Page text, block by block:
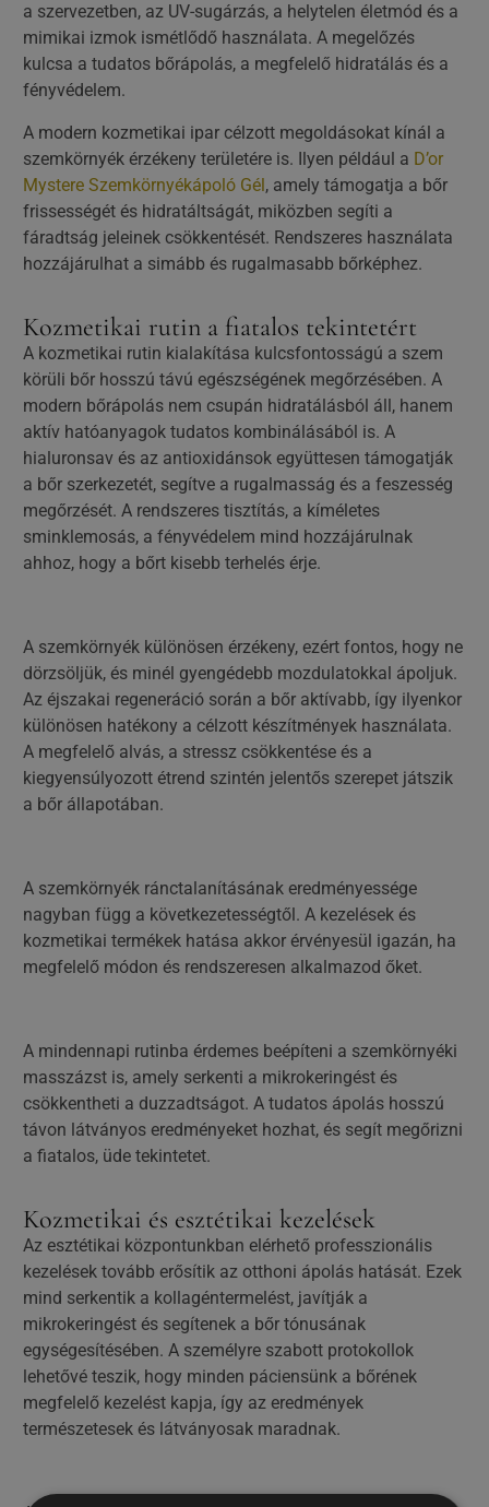
a szervezetben, az UV-sugárzás, a helytelen életmód és a
mimikai izmok ismétlődő használata. A megelőzés
kulcsa a tudatos bőrápolás, a megfelelő hidratálás és a
fényvédelem.
A modern kozmetikai ipar célzott megoldásokat kínál a
szemkörnyék érzékeny területére is. Ilyen például a D’or
Mystere Szemkörnyékápoló Gél, amely támogatja a bőr
frissességét és hidratáltságát, miközben segíti a
fáradtság jeleinek csökkentését. Rendszeres használata
hozzájárulhat a simább és rugalmasabb bőrképhez.
Kozmetikai rutin a fiatalos tekintetért
A kozmetikai rutin kialakítása kulcsfontosságú a szem
körüli bőr hosszú távú egészségének megőrzésében. A
modern bőrápolás nem csupán hidratálásból áll, hanem
aktív hatóanyagok tudatos kombinálásából is. A
hialuronsav és az antioxidánsok együttesen támogatják
a bőr szerkezetét, segítve a rugalmasság és a feszesség
megőrzését. A rendszeres tisztítás, a kíméletes
sminklemosás, a fényvédelem mind hozzájárulnak
ahhoz, hogy a bőrt kisebb terhelés érje.
A szemkörnyék különösen érzékeny, ezért fontos, hogy ne
dörzsöljük, és minél gyengédebb mozdulatokkal ápoljuk.
Az éjszakai regeneráció során a bőr aktívabb, így ilyenkor
különösen hatékony a célzott készítmények használata.
A megfelelő alvás, a stressz csökkentése és a
kiegyensúlyozott étrend szintén jelentős szerepet játszik
a bőr állapotában.
A szemkörnyék ránctalanításának eredményessége
nagyban függ a következetességtől. A kezelések és
kozmetikai termékek hatása akkor érvényesül igazán, ha
megfelelő módon és rendszeresen alkalmazod őket.
A mindennapi rutinba érdemes beépíteni a szemkörnyéki
masszázst is, amely serkenti a mikrokeringést és
csökkentheti a duzzadtságot. A tudatos ápolás hosszú
távon látványos eredményeket hozhat, és segít megőrizni
a fiatalos, üde tekintetet.
Kozmetikai és esztétikai kezelések
Az esztétikai központunkban elérhető professzionális
kezelések tovább erősítik az otthoni ápolás hatását. Ezek
mind serkentik a kollagéntermelést, javítják a
mikrokeringést és segítenek a bőr tónusának
egységesítésében. A személyre szabott protokollok
lehetővé teszik, hogy minden páciensünk a bőrének
megfelelő kezelést kapja, így az eredmények
természetesek és látványosak maradnak.